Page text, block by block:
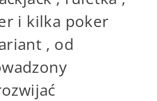
i kilka poker
, od